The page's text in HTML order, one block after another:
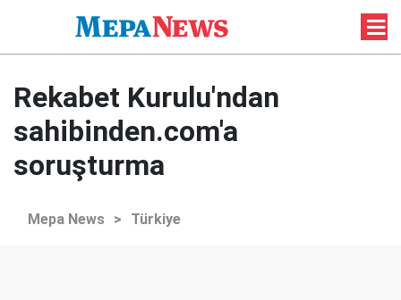
Rekabet Kurulu'ndan
sahibinden.com'a
soruşturma
Mepa News > Türkiye